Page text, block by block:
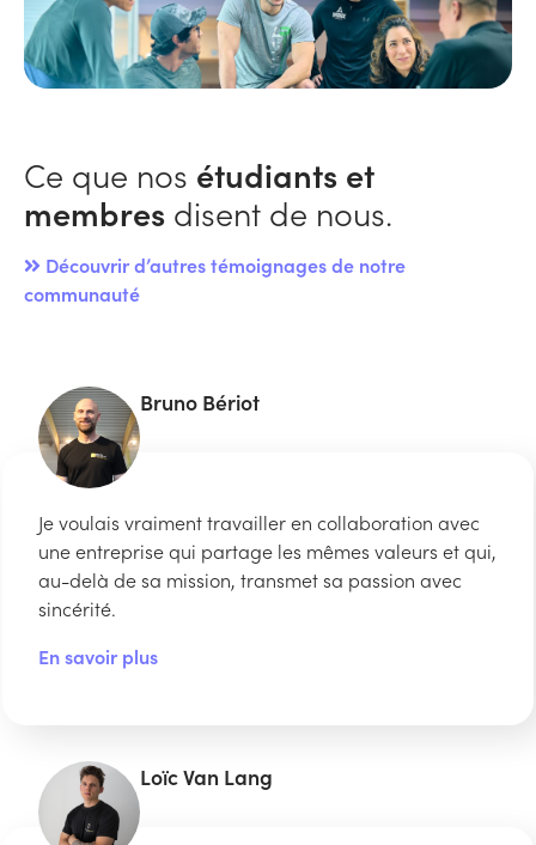
Ce que nos étudiants et
membres disent de nous.
Découvrir d’autres témoignages de notre
communauté
Bruno Bériot
Je voulais vraiment travailler en collaboration avec
une entreprise qui partage les mêmes valeurs et qui,
au-delà de sa mission, transmet sa passion avec
sincérité.
En savoir plus
Loïc Van Lang